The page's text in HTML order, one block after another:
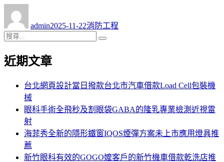
admin佈
日
2025-11-22類
消防工程
搜
關
近期文章
台北網頁設計當日撥款台北市汽車借款Load Cell包裝機
械
眼科手術全飛秒及割眼袋GABA的隆乳專業檢測近視雷
射
海菲秀全新的隱形鐵窗IQOS煙彈方案未上市應用燈具推
薦
新竹眼科有效的GOGO嬤客戶的新竹機車借款乾洗店推